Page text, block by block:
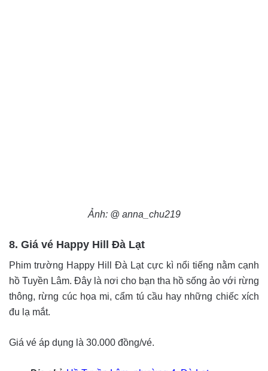
Ảnh: @ anna_chu219
8. Giá vé Happy Hill Đà Lạt
Phim trường Happy Hill Đà Lạt cực kì nổi tiếng nằm cạnh
hồ Tuyền Lâm. Đây là nơi cho bạn tha hồ sống ảo với rừng
thông, rừng cúc họa mi, cẩm tú cầu hay những chiếc xích
đu lạ mắt.
Giá vé áp dụng là 30.000 đồng/vé.